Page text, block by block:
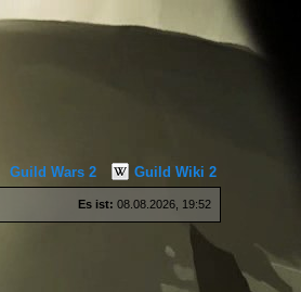
Guild Wars 2 Guild Wiki 2
Es ist: 08.08.2026, 19:52